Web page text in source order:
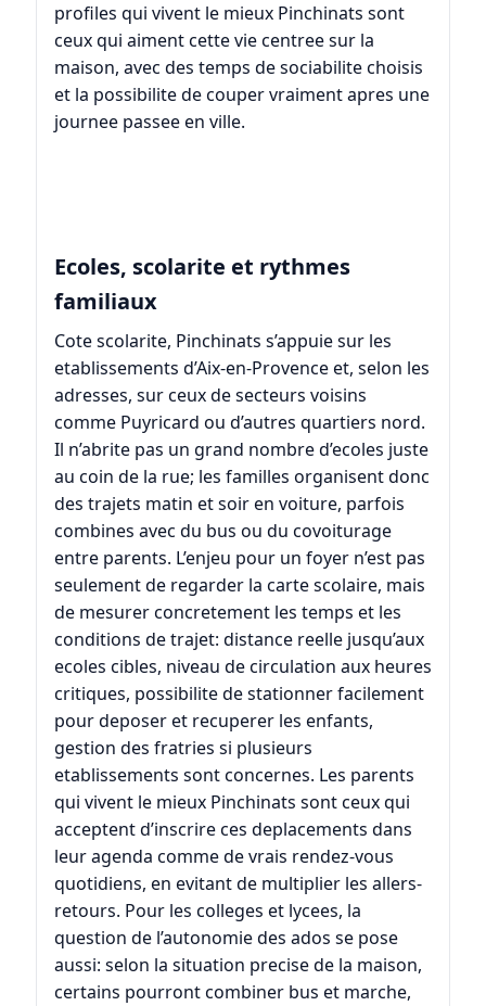
profiles qui vivent le mieux Pinchinats sont
ceux qui aiment cette vie centree sur la
maison, avec des temps de sociabilite choisis
et la possibilite de couper vraiment apres une
journee passee en ville.
Ecoles, scolarite et rythmes
familiaux
Cote scolarite, Pinchinats s’appuie sur les
etablissements d’Aix-en-Provence et, selon les
adresses, sur ceux de secteurs voisins
comme Puyricard ou d’autres quartiers nord.
Il n’abrite pas un grand nombre d’ecoles juste
au coin de la rue; les familles organisent donc
des trajets matin et soir en voiture, parfois
combines avec du bus ou du covoiturage
entre parents. L’enjeu pour un foyer n’est pas
seulement de regarder la carte scolaire, mais
de mesurer concretement les temps et les
conditions de trajet: distance reelle jusqu’aux
ecoles cibles, niveau de circulation aux heures
critiques, possibilite de stationner facilement
pour deposer et recuperer les enfants,
gestion des fratries si plusieurs
etablissements sont concernes. Les parents
qui vivent le mieux Pinchinats sont ceux qui
acceptent d’inscrire ces deplacements dans
leur agenda comme de vrais rendez-vous
quotidiens, en evitant de multiplier les allers-
retours. Pour les colleges et lycees, la
question de l’autonomie des ados se pose
aussi: selon la situation precise de la maison,
certains pourront combiner bus et marche,